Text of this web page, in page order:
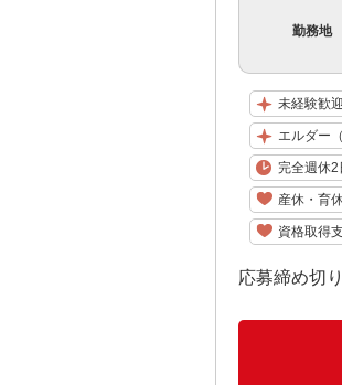
勤務地
未経験歓迎
エルダー
完全週休2
産休・育
資格取得
応募締め切